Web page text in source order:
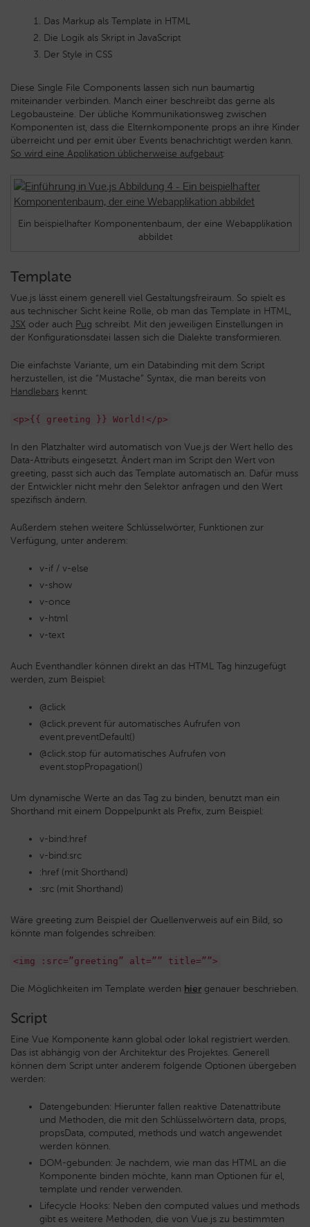
Das Markup als Template in HTML
Die Logik als Skript in JavaScript
Der Style in CSS
Diese Single File Components lassen sich nun baumartig
miteinander verbinden. Manch einer beschreibt das gerne als
Legobausteine. Der übliche Kommunikationsweg zwischen
Komponenten ist, dass die Elternkomponente props an ihre Kinder
überreicht und per emit über Events benachrichtigt werden kann.
So wird eine Applikation üblicherweise aufgebaut:
Ein beispielhafter Komponentenbaum, der eine Webapplikation
abbildet
Template
Vue.js lässt einem generell viel Gestaltungsfreiraum. So spielt es
aus technischer Sicht keine Rolle, ob man das Template in HTML,
JSX oder auch Pug schreibt. Mit den jeweiligen Einstellungen in
der Konfigurationsdatei lassen sich die Dialekte transformieren.
Die einfachste Variante, um ein Databinding mit dem Script
herzustellen, ist die “Mustache” Syntax, die man bereits von
Handlebars kennt:
<p>{{ greeting }} World!</p>
In den Platzhalter wird automatisch von Vue.js der Wert hello des
Data-Attributs eingesetzt. Ändert man im Script den Wert von
greeting, passt sich auch das Template automatisch an. Dafür muss
der Entwickler nicht mehr den Selektor anfragen und den Wert
spezifisch ändern.
Außerdem stehen weitere Schlüsselwörter, Funktionen zur
Verfügung, unter anderem:
v-if / v-else
v-show
v-once
v-html
v-text
Auch Eventhandler können direkt an das HTML Tag hinzugefügt
werden, zum Beispiel:
@click
@click.prevent für automatisches Aufrufen von
event.preventDefault()
@click.stop für automatisches Aufrufen von
event.stopPropagation()
Um dynamische Werte an das Tag zu binden, benutzt man ein
Shorthand mit einem Doppelpunkt als Prefix, zum Beispiel:
v-bind:href
v-bind:src
:href (mit Shorthand)
:src (mit Shorthand)
Wäre greeting zum Beispiel der Quellenverweis auf ein Bild, so
könnte man folgendes schreiben:
<img :src=”greeting” alt=”” title=””>
Die Möglichkeiten im Template werden hier genauer beschrieben.
Script
Eine Vue Komponente kann global oder lokal registriert werden.
Das ist abhängig von der Architektur des Projektes. Generell
können dem Script unter anderem folgende Optionen übergeben
werden:
Datengebunden: Hierunter fallen reaktive Datenattribute
und Methoden, die mit den Schlüsselwörtern data, props,
propsData, computed, methods und watch angewendet
werden können.
DOM-gebunden: Je nachdem, wie man das HTML an die
Komponente binden möchte, kann man Optionen für el,
template und render verwenden.
Lifecycle Hooks: Neben den computed values und methods
gibt es weitere Methoden, die von Vue.js zu bestimmten